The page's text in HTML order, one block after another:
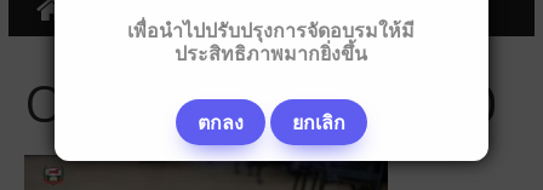
OPB21157_640x360
เพื่อนำไปปรับปรุงการจัดอบรมให้มี
ประสิทธิภาพมากยิ่งขึ้น
ตกลง ยกเลิก